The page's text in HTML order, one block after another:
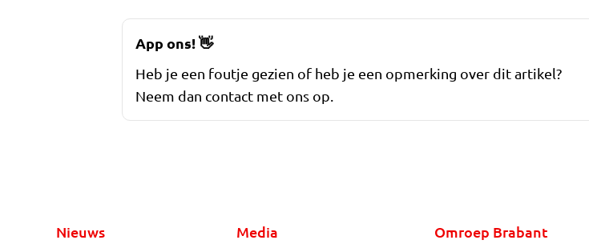
App ons!👋
Heb je een foutje gezien of heb je een opmerking over dit artikel?
Neem dan contact met ons op.
Nieuws Media Omroep Brabant